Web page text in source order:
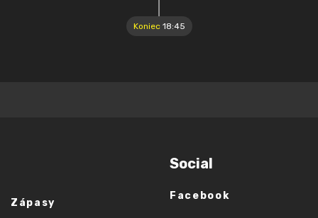
Koniec18:45
Zápasy
Social
Facebook